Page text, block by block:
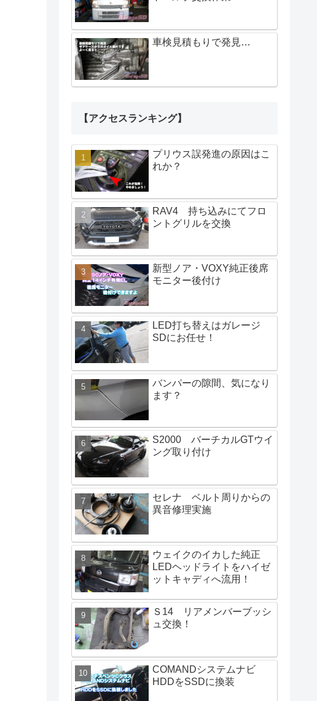
車検見積もりで発見…
【アクセスランキング】
プリウス誤発進の原因はこ
れか？
RAV4 持ち込みにてフロ
ントグリルを交換
新型ノア・VOXY純正後席
モニター後付け
LED打ち替えはガレージ
SDにお任せ！
バンパーの隙間、気になり
ます？
S2000 バーチカルGTウイ
ング取り付け
セレナ ベルト周りからの
異音修理実施
ウェイクのイカした純正
LEDヘッドライトをハイゼ
ットキャディへ流用！
Ｓ14 リアメンバーブッシ
ュ交換！
COMANDシステムナビ
HDDをSSDに換装